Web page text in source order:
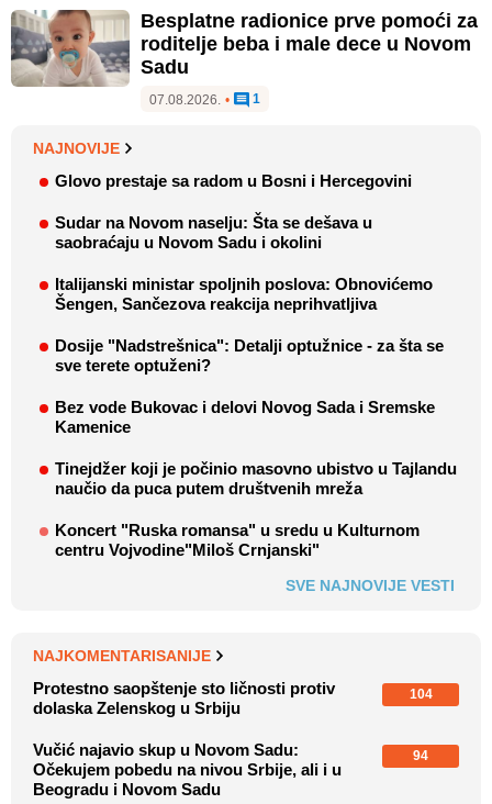
Besplatne radionice prve pomoći za
roditelje beba i male dece u Novom
Sadu
07.08.2026. • 1
NAJNOVIJE
Glovo prestaje sa radom u Bosni i Hercegovini
Sudar na Novom naselju: Šta se dešava u
saobraćaju u Novom Sadu i okolini
Italijanski ministar spoljnih poslova: Obnovićemo
Šengen, Sančezova reakcija neprihvatljiva
Dosije "Nadstrešnica": Detalji optužnice - za šta se
sve terete optuženi?
Bez vode Bukovac i delovi Novog Sada i Sremske
Kamenice
Tinejdžer koji je počinio masovno ubistvo u Tajlandu
naučio da puca putem društvenih mreža
Koncert "Ruska romansa" u sredu u Kulturnom
centru Vojvodine"Miloš Crnjanski"
SVE NAJNOVIJE VESTI
NAJKOMENTARISANIJE
Protestno saopštenje sto ličnosti protiv
dolaska Zelenskog u Srbiju
104
Vučić najavio skup u Novom Sadu:
Očekujem pobedu na nivou Srbije, ali i u
Beogradu i Novom Sadu
94